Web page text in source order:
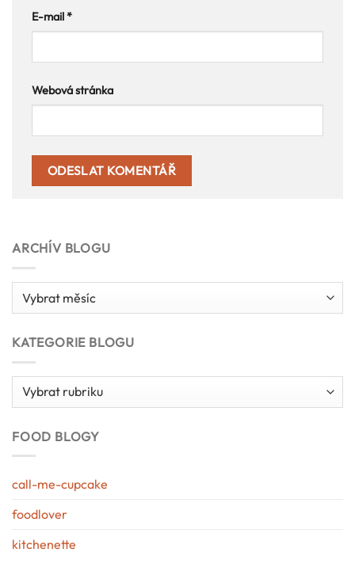
E-mail *
Webová stránka
ARCHÍV BLOGU
Archív
blogu
KATEGORIE BLOGU
Kategorie
blogu
FOOD BLOGY
call-me-cupcake
foodlover
kitchenette